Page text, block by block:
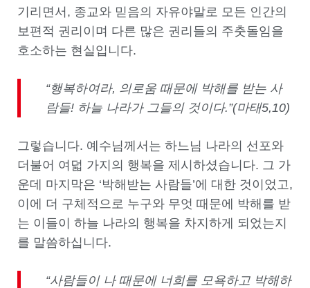
기리면서, 종교와 믿음의 자유야말로 모든 인간의
보편적 권리이며 다른 많은 권리들의 주춧돌임을
호소하는 현실입니다.
“행복하여라, 의로움 때문에 박해를 받는 사
람들! 하늘 나라가 그들의 것이다.”(마태5,10)
그렇습니다. 예수님께서는 하느님 나라의 선포와
더불어 여덟 가지의 행복을 제시하셨습니다. 그 가
운데 마지막은 ‘박해받는 사람들’에 대한 것이었고,
이에 더 구체적으로 누구와 무엇 때문에 박해를 받
는 이들이 하늘 나라의 행복을 차지하게 되었는지
를 말씀하십니다.
“사람들이 나 때문에 너희를 모욕하고 박해하